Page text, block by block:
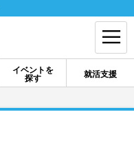
イベントを
探す
就活支援
ログイン